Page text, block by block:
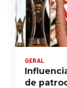
GERAL
de